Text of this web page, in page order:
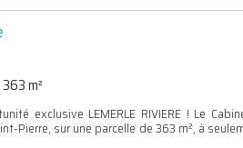
m²
exclusive LEMERLE RIVIERE ! Le
Pierre, sur une parcelle de 363 m², à